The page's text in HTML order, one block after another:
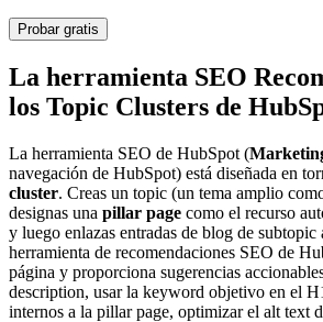
Probar gratis
La herramienta SEO
los Topic Clusters de
La herramienta SEO de HubSpot (
navegación de HubSpot) está diseñada en
cluster. Creas un topic (un tema amplio
designas una pillar page como el recurso
y luego enlazas entradas de blog de
herramienta de recomendaciones SEO de
página y proporciona sugerencias
description, usar la keyword objetivo en el
internos a la pillar page, optimizar el alt text